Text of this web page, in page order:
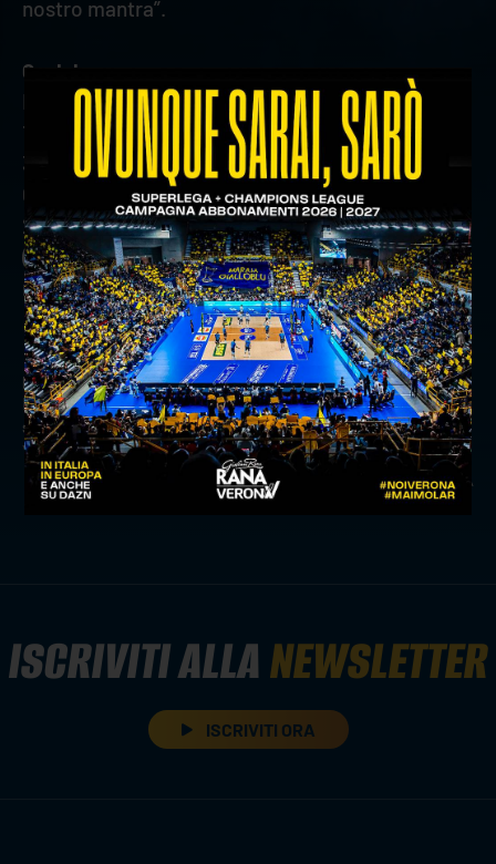
nostro mantra”.
Qualche numero
Regular Season: Yoandy Leal - 3 muri vincenti ai
100 (Gas Sales Bluenergy Piacenza); Rok Mozic -
34 punti ai 500 (WithU Verona).
Carriera: Edoardo Caneschi - 1 gara giocata alle
200, Enrico Cester - 9 attacchi vincenti ai 1500
(Gas Sales Bluenergy Piacenza); Luca Spirito - 1
muro vincente ai 200 (WithU Verona).
precedente:che esordio per withu verona: battuta
piacenza al tie-break
successivo:finalmente convoi: la presentazione di
verona volley
news prima squadra
ISCRIVITI ALLANEWSLETTER
ISCRIVITI ORA